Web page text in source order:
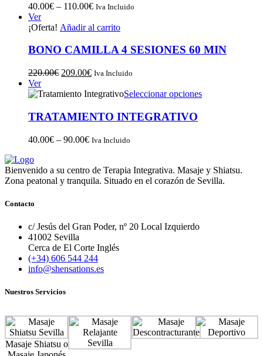
40.00€ – 110.00€ Iva Incluido
Ver
¡Oferta! Añadir al carrito
BONO CAMILLA 4 SESIONES 60 MIN
220.00€ 209.00€ Iva Incluido
Ver
Seleccionar opciones
TRATAMIENTO INTEGRATIVO
40.00€ – 90.00€ Iva Incluido
Bienvenido a su centro de Terapia Integrativa. Masaje y Shiatsu.
Zona peatonal y tranquila. Situado en el corazón de Sevilla.
Contacto
c/ Jesús del Gran Poder, nº 20 Local Izquierdo
41002 Sevilla
Cerca de El Corte Inglés
(+34) 606 544 244
info@shensations.es
Nuestros Servicios
Masaje Shiatsu o